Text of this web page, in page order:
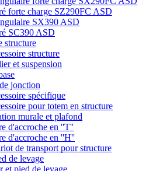
forte charge SZ290FC ASD
SX390 ASD
SC390 ASD
structure
structure
et suspension
jonction
spécifique
pour totem en structure
murale et plafond
d'accroche en ''T''
d'accroche en ''H''
de transport pour structure
de levage